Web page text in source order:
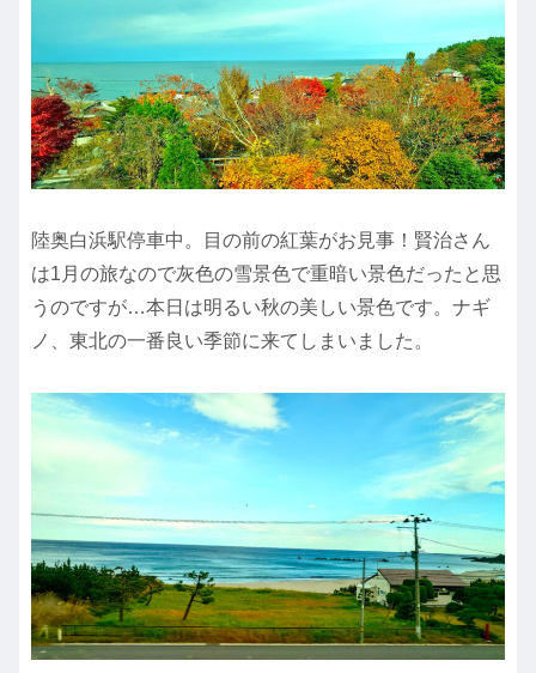
陸奥白浜駅停車中。目の前の紅葉がお見事！賢治さん
は1月の旅なので灰色の雪景色で重暗い景色だったと思
うのですが…本日は明るい秋の美しい景色です。ナギ
ノ、東北の一番良い季節に来てしまいました。